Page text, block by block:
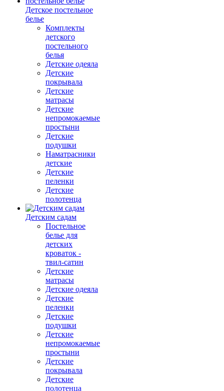
Детское постельное
белье
Комплекты
детского
постельного
белья
Детские одеяла
Детские
покрывала
Детские
матрасы
Детские
непромокаемые
простыни
Детские
подушки
Наматрасники
детские
Детские
пеленки
Детские
полотенца
Детским садам
Постельное
белье для
детских
кроваток -
твил-сатин
Детские
матрасы
Детские одеяла
Детские
пеленки
Детские
подушки
Детские
непромокаемые
простыни
Детские
покрывала
Детские
полотенца